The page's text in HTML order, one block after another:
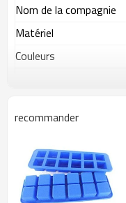
Nom de la compagnie
Matériel
Couleurs
Poids
MOQ
Fonctionnalité
recommander